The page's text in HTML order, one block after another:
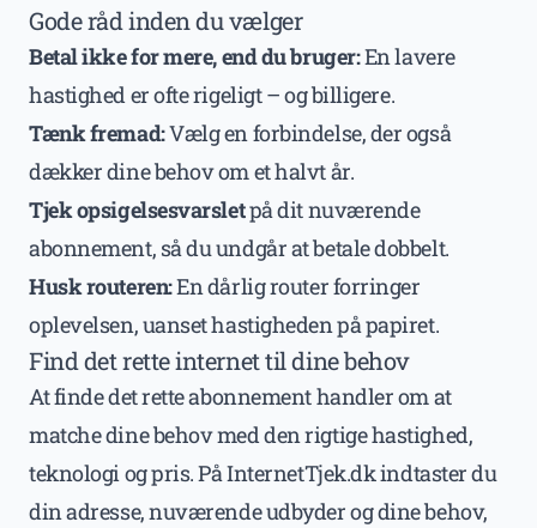
Gode råd inden du vælger
Betal ikke for mere, end du bruger:En lavere
hastighed er ofte rigeligt – og billigere.
Tænk fremad:Vælg en forbindelse, der også
dækker dine behov om et halvt år.
Tjek opsigelsesvarsletpå dit nuværende
abonnement, så du undgår at betale dobbelt.
Husk routeren:En dårlig router forringer
oplevelsen, uanset hastigheden på papiret.
Find det rette internet til dine behov
At finde det rette abonnement handler om at
matche dine behov med den rigtige hastighed,
teknologi og pris. På InternetTjek.dk indtaster du
din adresse, nuværende udbyder og dine behov,